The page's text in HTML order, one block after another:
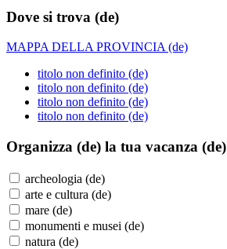
Dove si trova (de)
MAPPA DELLA PROVINCIA (de)
titolo non definito (de)
titolo non definito (de)
titolo non definito (de)
titolo non definito (de)
Organizza (de) la tua vacanza (de)
archeologia (de)
arte e cultura (de)
mare (de)
monumenti e musei (de)
natura (de)